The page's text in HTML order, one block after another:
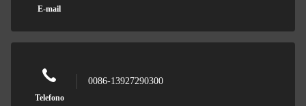
E-mail
Telefono
0086-13927290300